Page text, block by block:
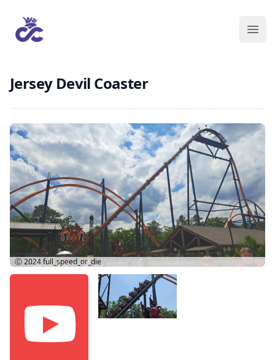
Jersey Devil Coaster
Ⓒ 2024full_speed_or_die